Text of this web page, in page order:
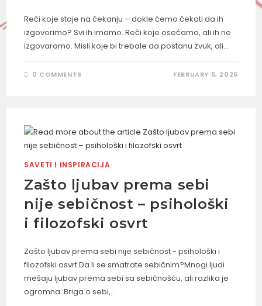
Reči koje stoje na čekanju – dokle ćemo čekati da ih
izgovorimo? Svi ih imamo. Reči koje osećamo, ali ih ne
izgovaramo. Misli koje bi trebale da postanu zvuk, ali…
0 COMMENTS FEBRUARY 5, 2026
SAVETI I INSPIRACIJA
Zašto ljubav prema sebi
nije sebičnost – psihološki
i filozofski osvrt
Zašto ljubav prema sebi nije sebičnost - psihološki i
filozofski osvrt Da li se smatrate sebičnim?Mnogi ljudi
mešaju ljubav prema sebi sa sebičnošću, ali razlika je
ogromna. Briga o sebi,…